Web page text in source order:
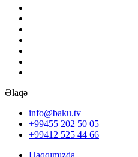
Əlaqə
info@baku.tv
+99455 202 50 05
+99412 525 44 66